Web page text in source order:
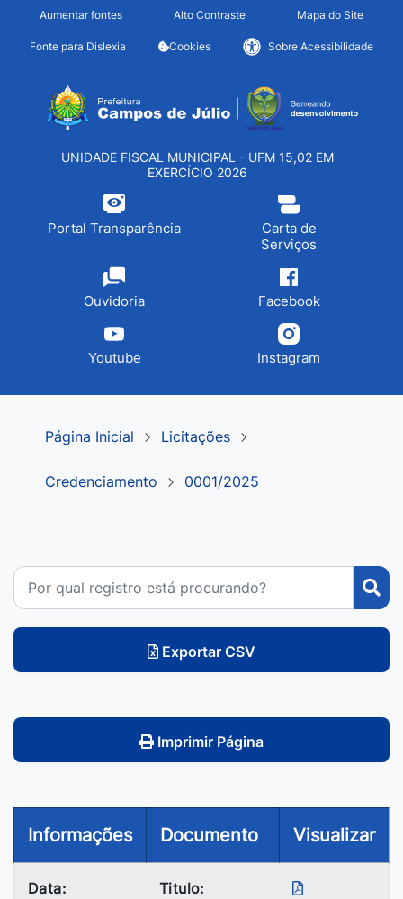
Seção de atalhos e links
Ir para o conteúdo [alt+1]
Ir para o menu [alt+2]
Ir para o rodapé [alt+4]
Aumentar fontes Alto Contraste Mapa do Site
Fonte para Dislexia Cookies Sobre Acessibilidade
Seção do menu principal
UNIDADE FISCAL MUNICIPAL - UFM 15,02 EM
EXERCÍCIO 2026
Portal Transparência
Carta de
Serviços
Ouvidoria Facebook
Youtube Instagram
Página Inicial Licitações
Credenciamento 0001/2025
Exportar CSV
Imprimir Página
Informações Documento Visualizar
Data:
Titulo: